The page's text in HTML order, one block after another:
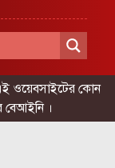
ওয়েবসাইটের কোন
বেআইনি ।